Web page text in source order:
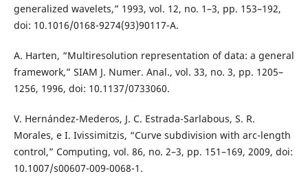
generalized wavelets,” 1993, vol. 12, no. 1–3, pp. 153–192,
doi: 10.1016/0168-9274(93)90117-A.
A. Harten, “Multiresolution representation of data: a general
framework,” SIAM J. Numer. Anal., vol. 33, no. 3, pp. 1205–
1256, 1996, doi: 10.1137/0733060.
V. Hernández-Mederos, J. C. Estrada-Sarlabous, S. R.
Morales, e I. Ivissimitzis, “Curve subdivision with arc-length
control,” Computing, vol. 86, no. 2–3, pp. 151–169, 2009, doi:
10.1007/s00607-009-0068-1.